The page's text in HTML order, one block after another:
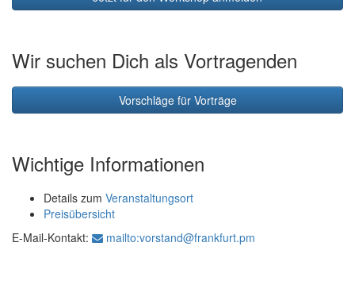
Wir suchen Dich als Vortragenden
Vorschläge für Vorträge
Wichtige Informationen
Details zum Veranstaltungsort
Preisübersicht
E-Mail-Kontakt:
mailto:vorstand@frankfurt.pm